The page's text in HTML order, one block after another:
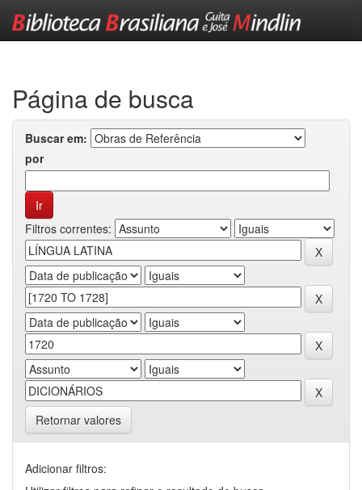
Página de busca
Buscar em:
por
Filtros correntes:
Retornar valores
Adicionar filtros: